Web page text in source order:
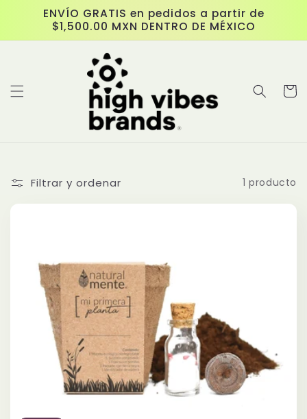
directamente
al contenido
ENVÍO GRATIS en pedidos a partir de
$1,500.00 MXN DENTRO DE MÉXICO
Carrito
Filtrar y ordenar 1 producto